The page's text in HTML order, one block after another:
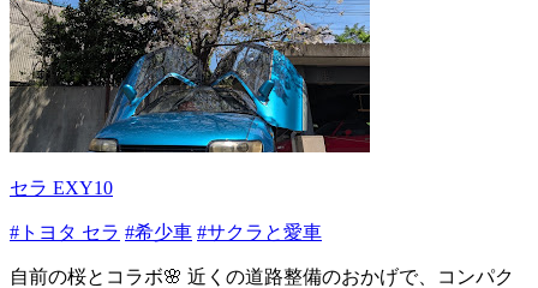
セラ EXY10
#トヨタ セラ #希少車 #サクラと愛車
自前の桜とコラボ🌸 近くの道路整備のおかげで、コンパク